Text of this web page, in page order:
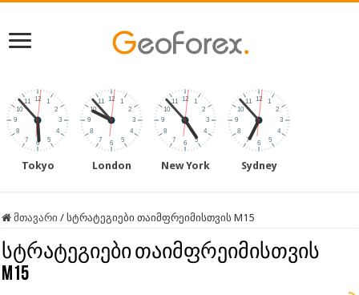
Tokyo London New York Sydney
მთავარი / სტრატეგიები თაიმფრეიმისთვის M15
სტრატეგიები თაიმფრეიმისთვის
M15